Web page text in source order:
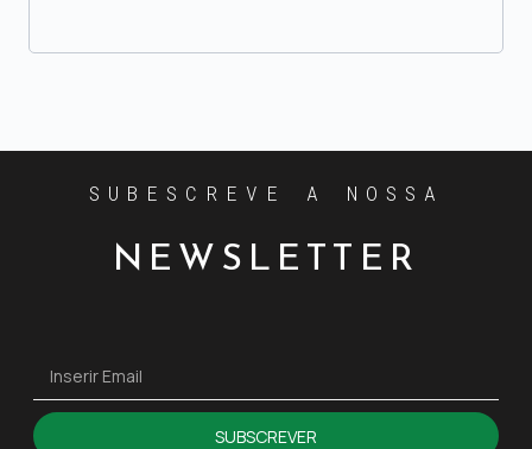
SUBESCREVE A NOSSA
NEWSLETTER
SUBSCREVER